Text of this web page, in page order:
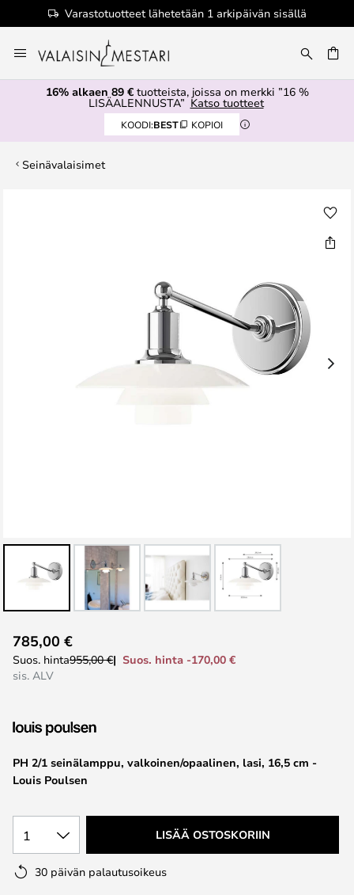
Varastotuotteet lähetetään 1 arkipäivän sisällä
to
Content
16% alkaen 89 €tuotteista, joissa on merkki ”16 %
LISÄALENNUSTA” Katso tuotteet
KOODI:BEST KOPIOI
Seinävalaisimet
to
the
the
gallery
PH 2/1 seinälamppu, valkoinen/opaalinen, lasi, 16,5 cm -
Louis Poulsen
785,00 €
Suos. hinta955,00 €
Suos. hinta -170,00 €
sis. ALV
1 LISÄÄ OSTOSKORIIN
30 päivän palautusoikeus